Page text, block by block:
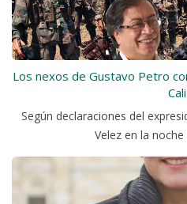
Los nexos de Gustavo Petro
Cali
Según declaraciones del
Velez en la